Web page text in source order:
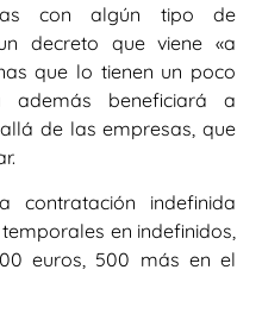
con algún tipo de
decreto que viene «a
que lo tienen un poco
además beneficiará a
de las empresas, que
contratación indefinida
en indefinidos,
euros, 500 más en el